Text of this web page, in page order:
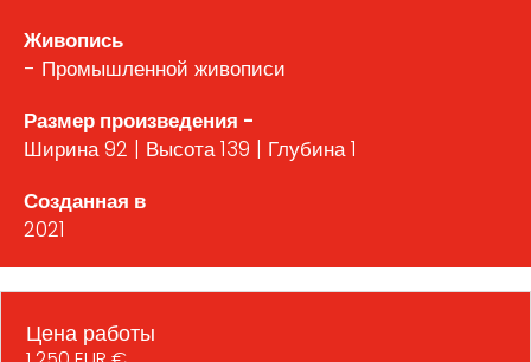
Живопись
- Промышленной живописи
Размер произведения -
Ширина 92 | Высота 139 | Глубина 1
Созданная в
2021
Цена работы